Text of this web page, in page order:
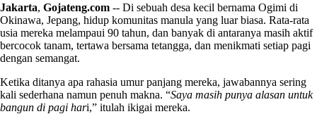
Jakarta, Gojateng.com -- Di sebuah desa kecil bernama Ogimi di
Okinawa, Jepang, hidup komunitas manula yang luar biasa. Rata-rata
usia mereka melampaui 90 tahun, dan banyak di antaranya masih aktif
bercocok tanam, tertawa bersama tetangga, dan menikmati setiap pagi
dengan semangat.
Ketika ditanya apa rahasia umur panjang mereka, jawabannya sering
kali sederhana namun penuh makna. “Saya masih punya alasan untuk
bangun di pagi hari,” itulah ikigai mereka.